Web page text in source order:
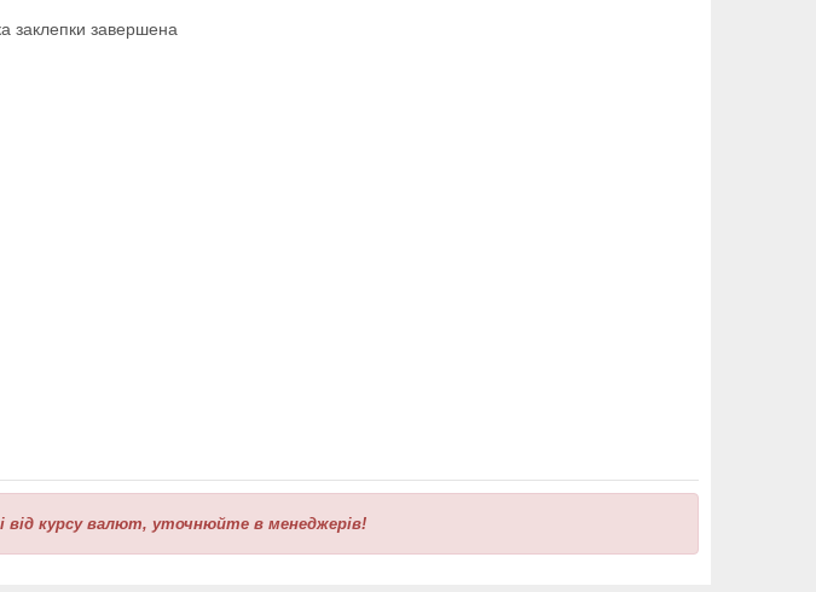
заклепки завершена
від курсу валют, уточнюйте в менеджерів!